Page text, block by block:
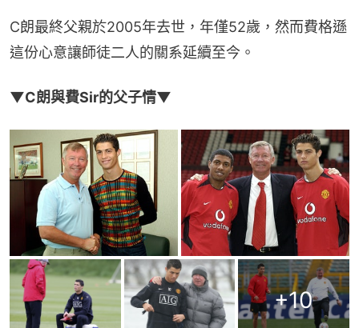
C朗最終父親於2005年去世，年僅52歲，然而費格遜
這份心意讓師徒二人的關系延續至今。
▼C朗與費Sir的父子情▼
+10